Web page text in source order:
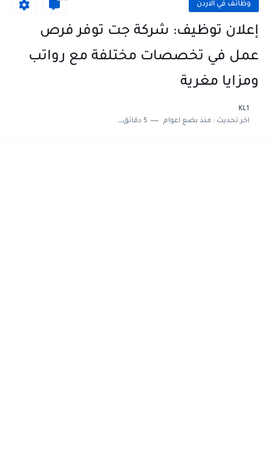
وظائف في الاردن
إعلان توظيف: شركة جت توفر فرص
عمل في تخصصات مختلفة مع رواتب
ومزايا مغرية
KL1
اخر تحديث :منذ بضع اعوام 5 دقائق للقراءة